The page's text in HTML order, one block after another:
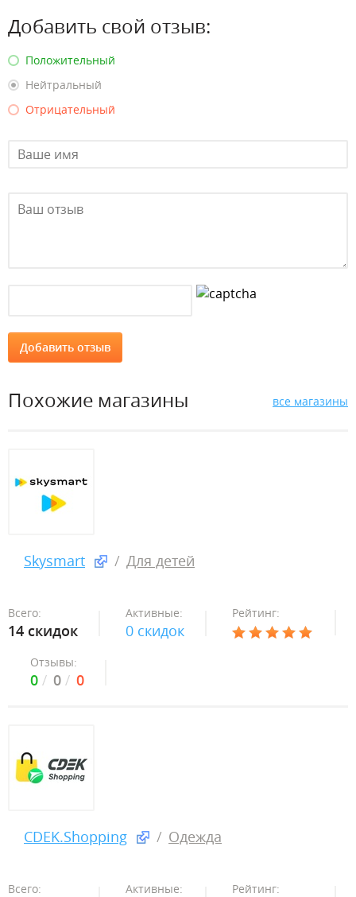
Добавить свой отзыв:
Положительный
Нейтральный
Отрицательный
Похожие магазины все магазины
Skysmart Для детей
Всего:
14 скидок
Активные:
0 скидок
Рейтинг:
Отзывы:
0 0 0
CDEK.Shopping Одежда
Всего: Активные: Рейтинг: